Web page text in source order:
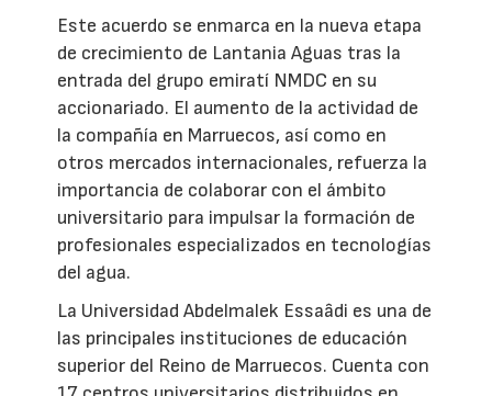
Este acuerdo se enmarca en la nueva etapa
de crecimiento de Lantania Aguas tras la
entrada del grupo emiratí NMDC en su
accionariado. El aumento de la actividad de
la compañía en Marruecos, así como en
otros mercados internacionales, refuerza la
importancia de colaborar con el ámbito
universitario para impulsar la formación de
profesionales especializados en tecnologías
del agua.
La Universidad Abdelmalek Essaâdi es una de
las principales instituciones de educación
superior del Reino de Marruecos. Cuenta con